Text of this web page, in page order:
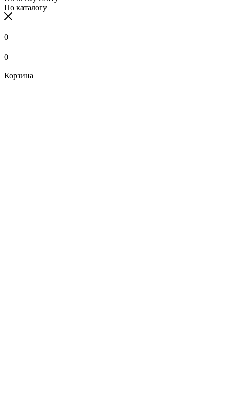
По каталогу
0
0
Корзина